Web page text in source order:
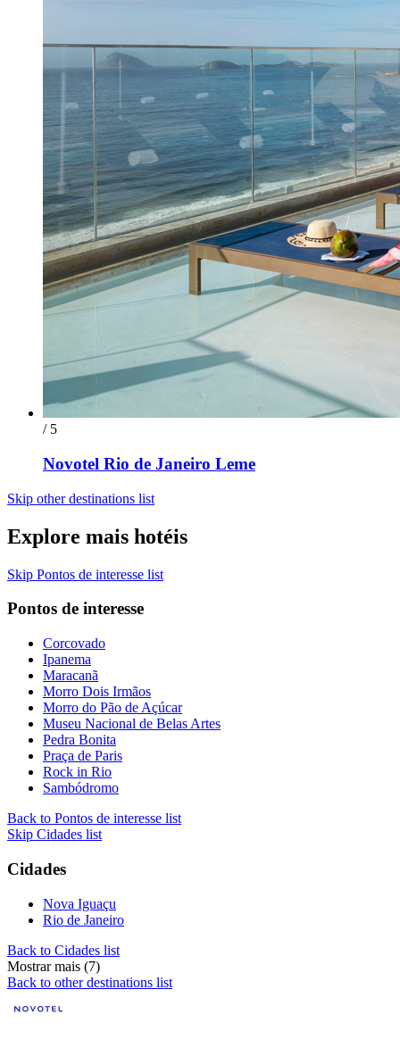
/ 5
Novotel Rio de Janeiro Leme
Skip other destinations list
Explore mais hotéis
Skip Pontos de interesse list
Pontos de interesse
Corcovado
Ipanema
Maracanã
Morro Dois Irmãos
Morro do Pão de Açúcar
Museu Nacional de Belas Artes
Pedra Bonita
Praça de Paris
Rock in Rio
Sambódromo
Back to Pontos de interesse list
Skip Cidades list
Cidades
Nova Iguaçu
Rio de Janeiro
Back to Cidades list
Mostrar mais (7)
Back to other destinations list